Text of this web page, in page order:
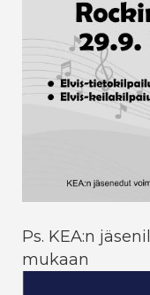
Ps. KEA:n
mukaan